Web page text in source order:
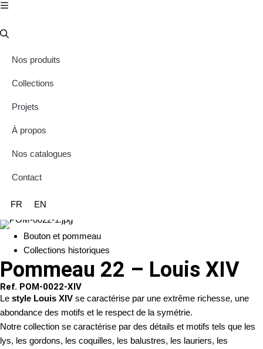
Nos produits
Collections
Projets
À propos
Nos catalogues
Contact
FR EN
Bouton et pommeau
Collections historiques
Pommeau 22 – Louis XIV
Ref. POM-0022-XIV
Le style Louis XIV se caractérise par une extrême richesse, une
abondance des motifs et le respect de la symétrie.
Notre collection se caractérise par des détails et motifs tels que les
lys, les gordons, les coquilles, les balustres, les lauriers, les